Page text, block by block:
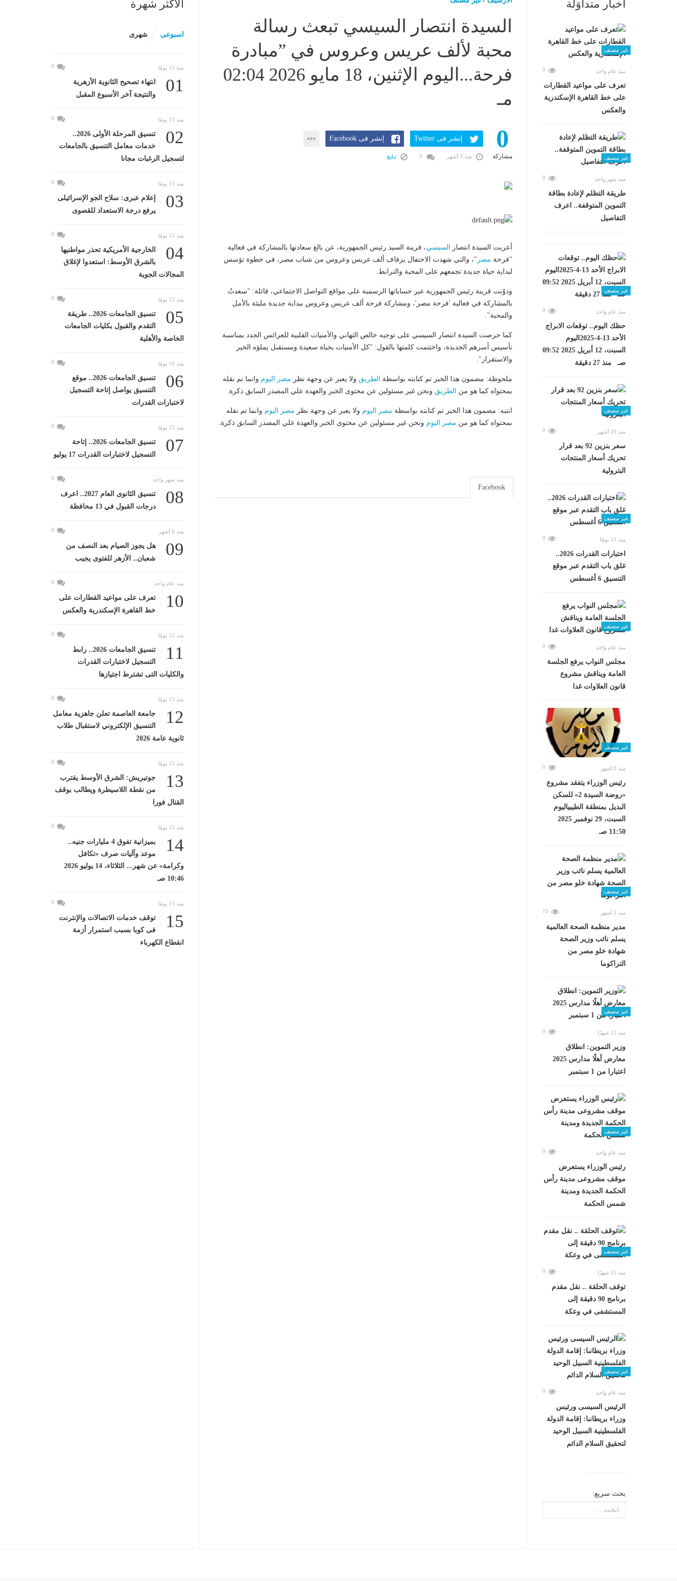
أخبار متداوَلة
غير مصنف
منذ عام واحد 0
تعرف على مواعيد القطارات
على خط القاهرة الإسكندرية
والعكس
غير مصنف
منذ شهر واحد 0
طريقة التظلم لإعادة بطاقة
التموين المتوقفة.. اعرف
التفاصيل
غير مصنف
منذ عام واحد 0
حظك اليوم.. توقعات الابراج
الأحد 13-4-2025اليوم
السبت، 12 أبريل 2025 09:52
صـ منذ 27 دقيقة
غير مصنف
منذ 10 أشهر 0
سعر بنزين 92 بعد قرار
تحريك أسعار المنتجات
البترولية
غير مصنف
منذ 13 يومًا 0
اختبارات القدرات 2026..
غلق باب التقدم عبر موقع
التنسيق 6 أغسطس
غير مصنف
منذ عام واحد 0
مجلس النواب يرفع الجلسة
العامة ويناقش مشروع
قانون العلاوات غدا
غير مصنف
منذ 8 أشهر 0
رئيس الوزراء يتفقد مشروع
«روضة السيدة 2» للسكن
البديل بمنطقة الطيبياليوم
السبت، 29 نوفمبر 2025
11:50 صـ
غير مصنف
منذ 3 أشهر 10
مدير منظمة الصحة العالمية
يسلم نائب وزير الصحة
شهادة خلو مصر من
التراكوما
غير مصنف
منذ 12 شهرًا 0
وزير التموين: انطلاق
معارض أهلًا مدارس 2025
اعتبارا من 1 سبتمبر
غير مصنف
منذ عام واحد 0
رئيس الوزراء يستعرض
موقف مشروعى مدينة رأس
الحكمة الجديدة ومدينة
شمس الحكمة
غير مصنف
منذ 11 شهرًا 0
توقف الحلقة .. نقل مقدم
برنامج 90 دقيقة إلى
المستشفى في وعكة
غير مصنف
منذ عام واحد 0
الرئيس السيسى ورئيس
وزراء بريطانىا: إقامة الدولة
الفلسطينية السبيل الوحيد
لتحقيق السلام الدائم
بحث سريع:
السيدة انتصار السيسي تبعث رسالة
محبة لألف عريس وعروس في ”مبادرة
فرحة...اليوم الإثنين، 18 مايو 2026 02:04
مـ
0
مشاركة
إنشر فى Twitter إنشر فى Facebook
منذ 3 أشهر تبليغ
أعربت السيدة انتصار السيسي، قرينة السيد رئيس الجمهورية، عن بالغ سعادتها بالمشاركة في فعالية
"فرحة مصر "، والتي شهدت الاحتفال بزفاف ألف عريس وعروس من شباب مصر، في خطوة تؤسس
لبداية حياة جديدة تجمعهم على المحبة والترابط.
ودوّنت قرينة رئيس الجمهورية عبر حساباتها الرسمية على مواقع التواصل الاجتماعي، قائلة: "سعدتُ
بالمشاركة في فعالية 'فرحة مصر'، ومشاركة فرحة ألف عريس وعروس ببداية جديدة مليئة بالأمل
والمحبة".
كما حرصت السيدة انتصار السيسي على توجيه خالص التهاني والأمنيات القلبية للعرائس الجدد بمناسبة
تأسيس أسرهم الجديدة، واختتمت كلمتها بالقول: "كل الأمنيات بحياة سعيدة ومستقبل يملؤه الخير
والاستقرار".
ملحوظة: مضمون هذا الخبر تم كتابته بواسطة الطريق ولا يعبر عن وجهة نظر مصر اليوم وانما تم نقله
بمحتواه كما هو من
الطريق ونحن غير مسئولين عن محتوى الخبر والعهدة علي المصدر السابق ذكرة.
انتبه: مضمون هذا الخبر تم كتابته بواسطة مصر اليوم ولا يعبر عن وجهة نظر مصر اليوم وانما تم نقله
بمحتواه كما هو من مصر اليوم ونحن غير مسئولين عن محتوى الخبر والعهدة علي المصدر السابق ذكرة.
Facebook
الأكثر شهرة
اسبوعى شهرى
منذ 15 يومًا 0
01
انتهاء تصحيح الثانوية الأزهرية
والنتيجة آخر الأسبوع المقبل
منذ 13 يومًا 0
02
تنسيق المرحلة الأولى 2026..
خدمات معامل التنسيق بالجامعات
لتسجيل الرغبات مجانا
منذ 15 يومًا 0
03
إعلام عبرى: سلاح الجو الإسرائيلى
يرفع درجة الاستعداد للقصوى
منذ 15 يومًا 0
04
الخارجية الأمريكية تحذر مواطنيها
بالشرق الأوسط: استعدوا لإغلاق
المجالات الجوية
منذ 12 يومًا 0
05
تنسيق الجامعات 2026.. طريقة
التقدم والقبول بكليات الجامعات
الخاصة والأهلية
منذ 18 يومًا 0
06
تنسيق الجامعات 2026.. موقع
التنسيق يواصل إتاحة التسجيل
لاختبارات القدرات
منذ 23 يومًا 0
07
تنسيق الجامعات 2026.. إتاحة
التسجيل لاختبارات القدرات 17 يوليو
منذ شهر واحد 0
08
تنسيق الثانوى العام 2027.. اعرف
درجات القبول في 13 محافظة
منذ 6 أشهر 0
09
هل يجوز الصيام بعد النصف من
شعبان.. الأزهر للفتوى يجيب
منذ عام واحد 0
10
تعرف على مواعيد القطارات على
خط القاهرة الإسكندرية والعكس
منذ 12 يومًا 0
11
تنسيق الجامعات 2026.. رابط
التسجيل لاختبارات القدرات
والكليات التى تشترط اجتيازها
منذ 13 يومًا 0
12
جامعة العاصمة تعلن جاهزية معامل
التنسيق الإلكتروني لاستقبال طلاب
ثانوية عامة 2026
منذ 15 يومًا 0
13
جوتيريش: الشرق الأوسط يقترب
من نقطة اللاسيطرة ويطالب بوقف
القتال فورا
منذ 15 يومًا 0
14
بميزانية تفوق 4 مليارات جنيه..
موعد وآليات صرف «تكافل
وكرامة» عن شهر... الثلاثاء، 14 يوليو 2026
10:46 صـ
منذ 15 يومًا 0
15
توقف خدمات الاتصالات والإنترنت
فى كوبا بسبب استمرار أزمة
انقطاع الكهرباء